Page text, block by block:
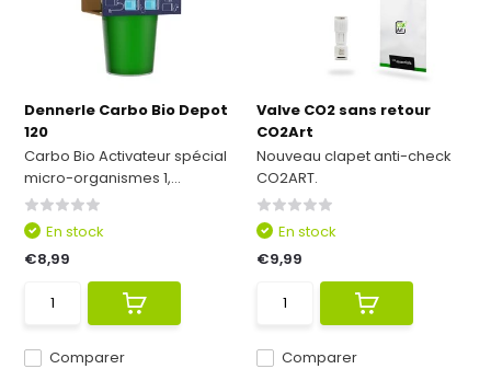
Dennerle Carbo Bio Depot
120
Carbo Bio Activateur spécial
micro-organismes 1,...
Comparer
En stock
€8,99
Valve CO2 sans retour
CO2Art
Nouveau clapet anti-check
CO2ART.
Comparer
En stock
€9,99